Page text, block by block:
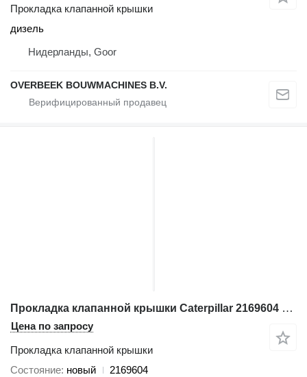
Прокладка клапанной крышки
дизель
Нидерланды, Goor
OVERBEEK BOUWMACHINES B.V.
Прокладка клапанной крышки Caterpillar 2169604 для экскаватора
Цена по запросу
Прокладка клапанной крышки
Состояние новый
2169604